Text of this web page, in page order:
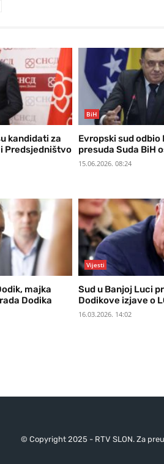
kandidati za
Predsjedništvo
BiH
Evropski sud odbio
presuda Suda BiH
15.06.2026. 08:24
majka
Dodika
Vijesti
Sud u Banjoj Luci
Dodikove izjave o
16.03.2026. 14:02
© Copyright 2025 - RTV SLON. Za